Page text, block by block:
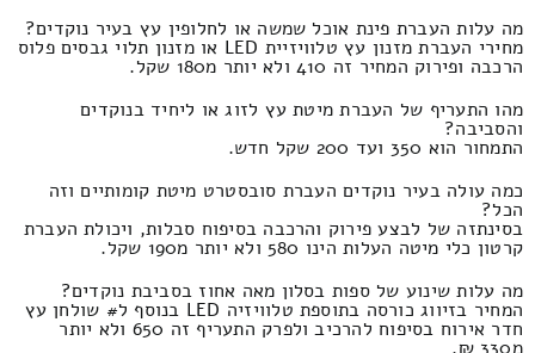
מה עלות העברת פינת אוכל שמשה או לחלופין עץ בעיר נוקדים?
מחירי העברת מזנון עץ טלוויזיית LED או מזנון תלוי גבסים פלוס
הרכבה ופירוק המחיר זה 410 ולא יותר מ180 שקל.
מהו התעריף של העברת מיטת עץ לזוג או ליחיד בנוקדים
והסביבה?
התמחור הוא 350 ועד 200 שקל חדש.
כמה עולה בעיר נוקדים העברת סובסטרט מיטת קומותיים וזה
הכל?
בסינתזה של לבצע פירוק והרכבה בסיפוח סבלות, ויכולת העברת
קרטון כלי מיטה העלות הינו 580 ולא יותר מ190 שקל.
מה עלות שינוע של ספות בסלון מאה אחוז בסביבת נוקדים?
המחיר בזיווג כורסה בתוספת טלוויזיה LED בנוסף ל# שולחן עץ
חדר אירוח בסיפוח להרכיב ולפרק התעריף זה 650 ולא יותר